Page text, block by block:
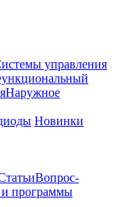
управления
Наружное
Новинки
Вопрос-
программы